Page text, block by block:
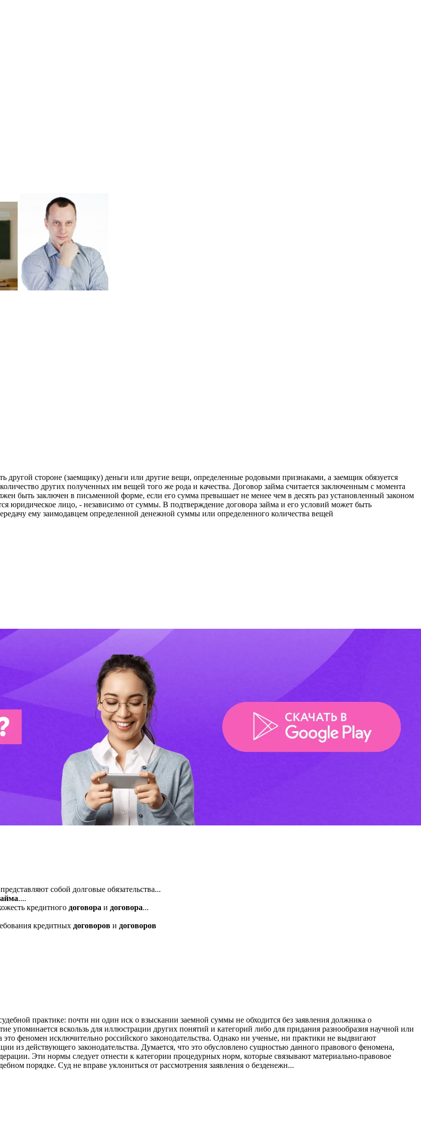
другой стороне (заемщику) деньги или другие вещи, определенные родовыми признаками, а заемщик обязуется
других полученных им вещей того же рода и качества. Договор займа считается заключенным с момента
быть заключен в письменной форме, если его сумма превышает не менее чем в десять раз установленный законом
юридическое лицо, - независимо от суммы. В подтверждение договора займа и его условий может быть
ему заимодавцем определенной денежной суммы или определенного количества вещей
собой долговые обязательства...
....
кредитного договора и договора...
кредитных договоров и договоров
практике: почти ни один иск о взыскании заемной суммы не обходится без заявления должника о
упоминается вскользь для иллюстрации других понятий и категорий либо для придания разнообразия научной или
это феномен исключительно российского законодательства. Однако ни ученые, ни практики не выдвигают
из действующего законодательства. Думается, что это обусловлено сущностью данного правового феномена,
Эти нормы следует отнести к категории процедурных норм, которые связывают материально-правовое
порядке. Суд не вправе уклониться от рассмотрения заявления о безденежн...